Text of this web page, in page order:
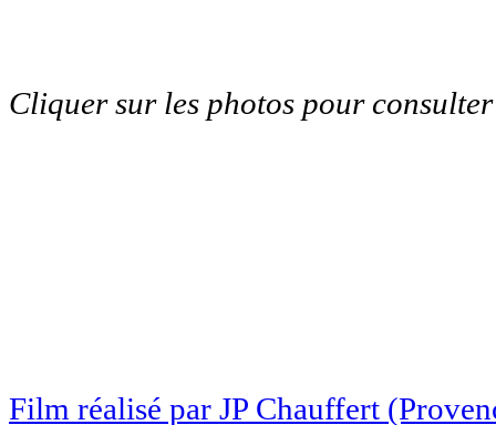
Cliquer sur les photos pour
Film réalisé par JP Chauffert